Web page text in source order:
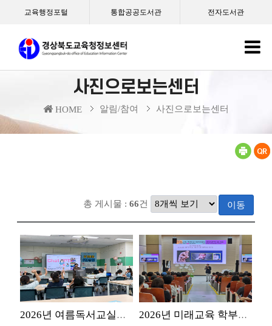
교육행정포털 통합공공도서관 전자도서관
사진으로보는센터
HOME 알림/참여 사진으로보는센터
총 게시물 : 66건 이동
2026년 여름독서교실「슬기로운 AI 생활」
2026년 미래교육 학부모 아카데미 경산권역 워크숍